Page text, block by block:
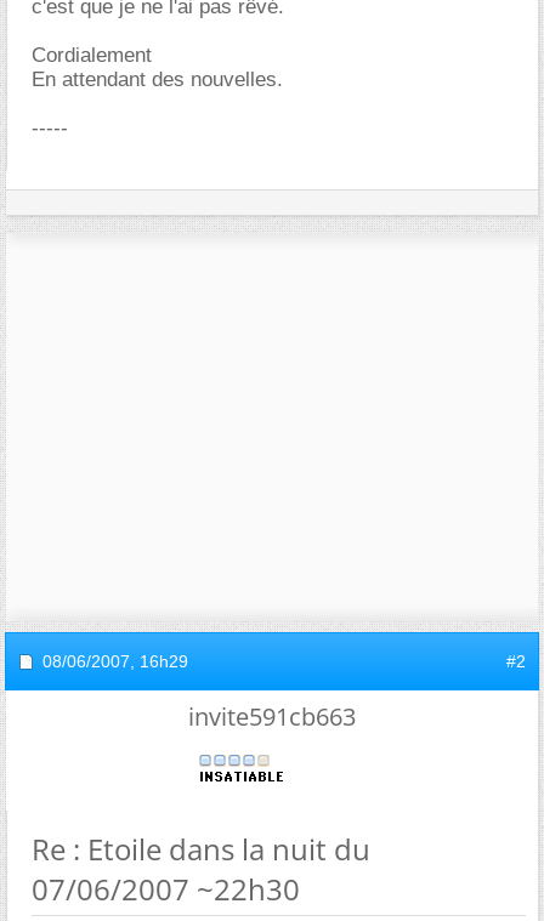
c'est que je ne l'ai pas rêvé.
Cordialement
En attendant des nouvelles.
-----
08/06/2007, 16h29 #2
invite591cb663
Re : Etoile dans la nuit du
07/06/2007 ~22h30